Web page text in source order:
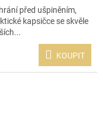
před ušpiněním,
kapsičce se skvěle
KOUPIT